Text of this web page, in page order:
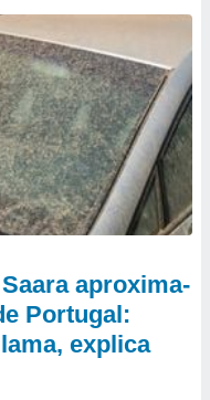
aproxima-
Portugal:
explica